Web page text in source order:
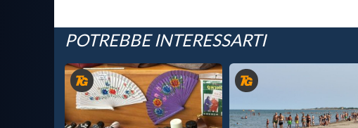
POTREBBE INTERESSARTI